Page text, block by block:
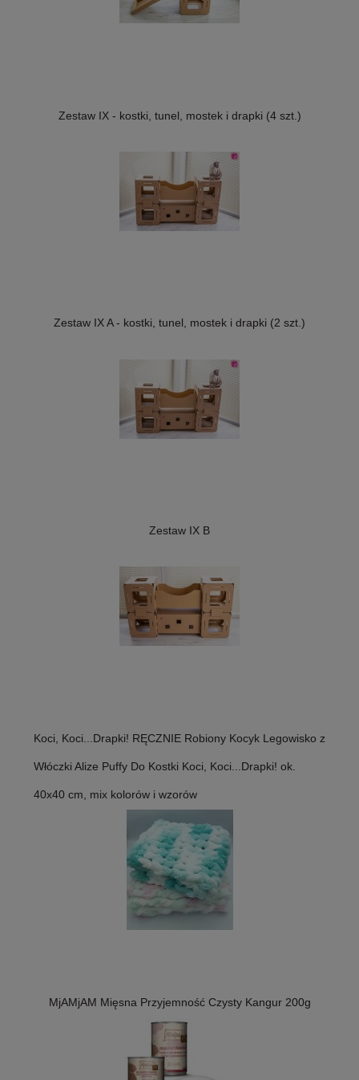
Zestaw IX - kostki, tunel, mostek i drapki (4 szt.)
Zestaw IX A - kostki, tunel, mostek i drapki (2 szt.)
Zestaw IX B
Koci, Koci...Drapki! RĘCZNIE Robiony Kocyk Legowisko z
Włóczki Alize Puffy Do Kostki Koci, Koci...Drapki! ok.
40x40 cm, mix kolorów i wzorów
MjAMjAM Mięsna Przyjemność Czysty Kangur 200g